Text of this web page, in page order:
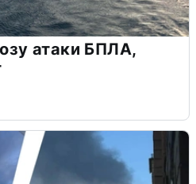
атаки БПЛА,